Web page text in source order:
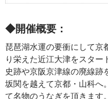
◆開催概要：
琵琶湖水運の要衝にして京
り栄えた近江大津をスター
史跡や京阪京津線の廃線跡
坂関を越えて京都・山科へ
て名物のうなぎを頂きます